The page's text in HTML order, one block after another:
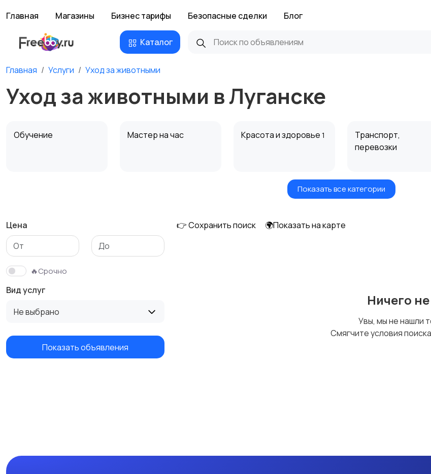
Главная Магазины Бизнес тарифы Безопасные сделки Блог
Каталог
Главная Услуги Уход за животными
Уход за животными в Луганске
Обучение Мастер на час Красота и здоровье 1
Транспорт,
перевозки
Ремонт техники
Изготовление на
заказ
Продукты питания и
Показать все категории
Цена
🔥Срочно
Вид услуг
Не выбрано
Показать объявления
👉 Сохранить поиск 🌍Показать на карте
Ничего
Увы, мы не нашли
Смягчите условия